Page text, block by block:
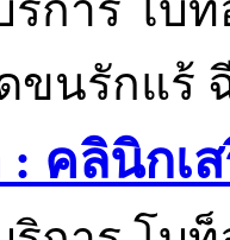
ขนรักแร้
คลินิกเ